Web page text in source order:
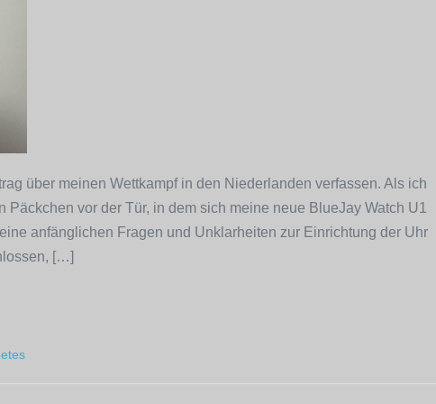
über meinen Wettkampf in den Niederlanden verfassen. Als ich
vor der Tür, in dem sich meine neue BlueJay Watch U1
anfänglichen Fragen und Unklarheiten zur Einrichtung der Uhr
[…]